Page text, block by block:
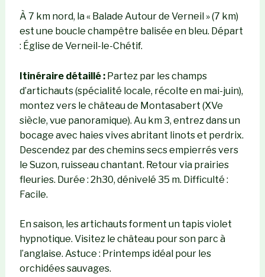
À 7 km nord, la « Balade Autour de Verneil » (7 km)
est une boucle champêtre balisée en bleu. Départ
: Église de Verneil-le-Chétif.
Itinéraire détaillé :Partez par les champs
d’artichauts (spécialité locale, récolte en mai-juin),
montez vers le château de Montasabert (XVe
siècle, vue panoramique). Au km 3, entrez dans un
bocage avec haies vives abritant linots et perdrix.
Descendez par des chemins secs empierrés vers
le Suzon, ruisseau chantant. Retour via prairies
fleuries. Durée : 2h30, dénivelé 35 m. Difficulté :
Facile.
En saison, les artichauts forment un tapis violet
hypnotique. Visitez le château pour son parc à
l’anglaise. Astuce : Printemps idéal pour les
orchidées sauvages.